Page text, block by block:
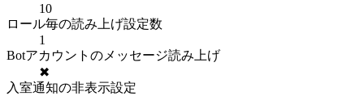
10
ロール毎の読み上げ設定数
1
Botアカウントのメッセージ読み上げ
✖
入室通知の非表示設定